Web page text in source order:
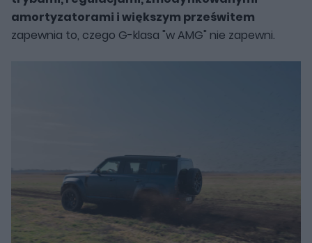
amortyzatorami i większym prześwitem
zapewnia to, czego G-klasa "w AMG" nie zapewni.